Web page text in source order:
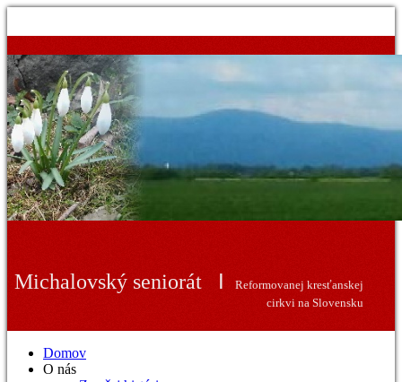
Michalovský seniorát I
Reformovanej kresťanskej
cirkvi na Slovensku
Domov
O nás